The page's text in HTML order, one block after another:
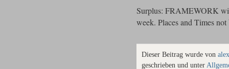
Surplus: FRAMEWORK
week. Places and Times
Dieser Beitrag wurde von
geschrieben und unter